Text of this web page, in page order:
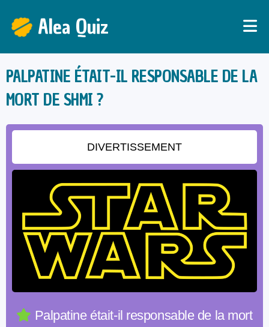
Alea Quiz
PALPATINE ÉTAIT-IL RESPONSABLE DE LA
MORT DE SHMI ?
DIVERTISSEMENT
Palpatine était-il responsable de la mort